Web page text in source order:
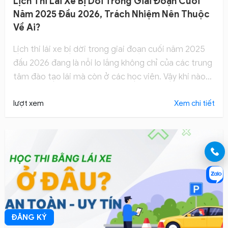
Năm 2025 Đầu 2026, Trách Nhiệm Nên Thuộc
Về Ai?
Lịch thi lái xe bị dời trong giai đoạn cuối năm 2025
đầu 2026 đang là nỗi lo lắng không chỉ của các trung
tâm đào tạo lái mà còn ở các học viên. Vậy khi nào
khi lịch học và thi còn chưa có kế hoạch chính xác.
lượt xem Xem chi tiết
ĐĂNG KÝ